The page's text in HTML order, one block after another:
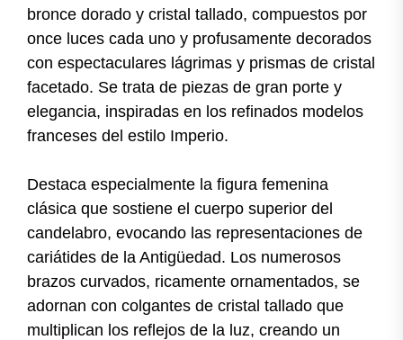
bronce dorado y cristal tallado, compuestos por
once luces cada uno y profusamente decorados
con espectaculares lágrimas y prismas de cristal
facetado. Se trata de piezas de gran porte y
elegancia, inspiradas en los refinados modelos
franceses del estilo Imperio.
Destaca especialmente la figura femenina
clásica que sostiene el cuerpo superior del
candelabro, evocando las representaciones de
cariátides de la Antigüedad. Los numerosos
brazos curvados, ricamente ornamentados, se
adornan con colgantes de cristal tallado que
multiplican los reflejos de la luz, creando un